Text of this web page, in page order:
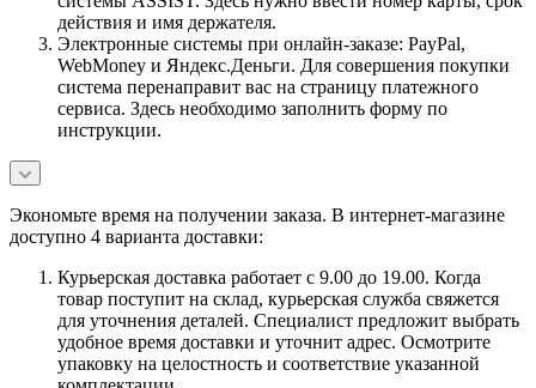
действия и имя держателя.
Электронные системы при онлайн-заказе: PayPal,
WebMoney и Яндекс.Деньги. Для совершения покупки
система перенаправит вас на страницу платежного
сервиса. Здесь необходимо заполнить форму по
инструкции.
Экономьте время на получении заказа. В интернет-магазине
доступно 4 варианта доставки:
Курьерская доставка работает с 9.00 до 19.00. Когда
товар поступит на склад, курьерская служба свяжется
для уточнения деталей. Специалист предложит выбрать
удобное время доставки и уточнит адрес. Осмотрите
упаковку на целостность и соответствие указанной